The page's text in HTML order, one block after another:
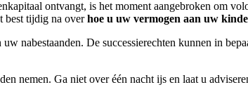
ontvangt, is het moment aangebroken om
best tijdig na overhoe u uw vermogen aan uw
nabestaanden. De successierechten kunnen in
nemen. Ga niet over één nacht ijs en laat u